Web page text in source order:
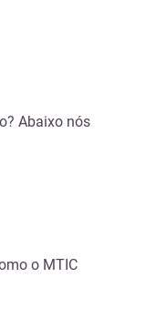
Abaixo nós
o MTIC